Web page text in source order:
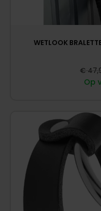
WETLOOK
Op
€